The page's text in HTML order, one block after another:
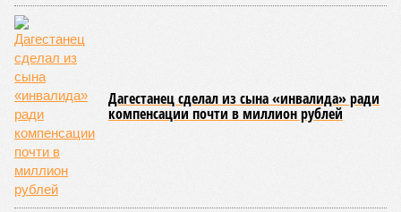
В Чукотском автономном округе число малолетних
нарушителей закона выросло с одного до шести, в
Чеченской Республике, где годом ранее таковых не было
вовсе, теперь зафиксировано восемь случаев, а в
Пензенской области показатель и вовсе подскочил с 39 до
87 человек.
Наибольший абсолютный прирост подростковой
преступности зафиксирован в трёх федеральных округах.
В Северо-Западном федеральном округе количество таких